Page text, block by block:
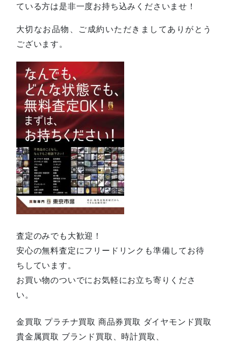
ている方は是非一度お持ち込みくださいませ！
大切なお品物、ご成約いただきましてありがとう
ございます。
査定のみでも大歓迎！
安心の無料査定にフリードリンクも準備してお待
ちしています。
お買い物のついでにお気軽にお立ち寄りくださ
い。
金買取 プラチナ買取 商品券買取 ダイヤモンド買取
貴金属買取 ブランド買取、時計買取、